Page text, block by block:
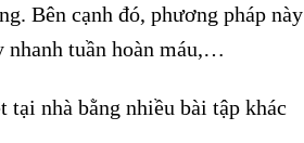
Bên cạnh đó, phương pháp này
nhanh tuần hoàn máu,…
tại nhà bằng nhiều bài tập khác